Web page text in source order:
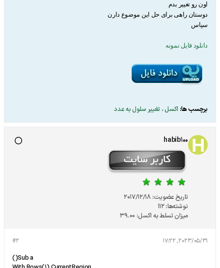
اون رو تغییر بدم
دوستان راهی برای حل این موضوع دارن
سپاس
دانلود فایل نمونه
برچسب ها: اکسل ، تغییر سلول به عدد
habib100
تاریخ عضویت: 2017/12/18
نوشته‌ها:112
میزان تسلط به اکسل: 39.00
#2 2023/05/31, 17:22
Sub a()